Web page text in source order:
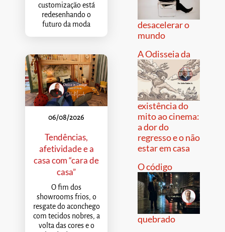
customização está
redesenhando o
futuro da moda
06/08/2026
Tendências,
afetividade e a
casa com “cara de
casa”
O fim dos
showrooms frios, o
resgate do aconchego
com tecidos nobres, a
volta das cores e o
desacelerar o
mundo
A Odisseia da
existência do
mito ao cinema:
a dor do
regresso e o não
estar em casa
O código
quebrado